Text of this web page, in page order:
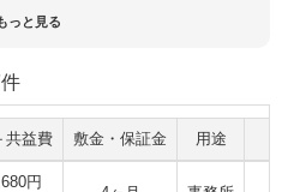
イアウト自在の貸室は
非一度お問い合わせください。
っと見る
共益費 敷金・保証金 用途
円